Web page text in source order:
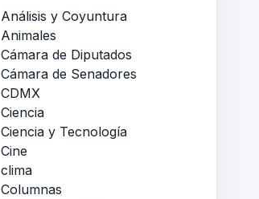
Análisis y Coyuntura
Animales
Cámara de Diputados
Cámara de Senadores
CDMX
Ciencia
Ciencia y Tecnología
Cine
clima
Columnas